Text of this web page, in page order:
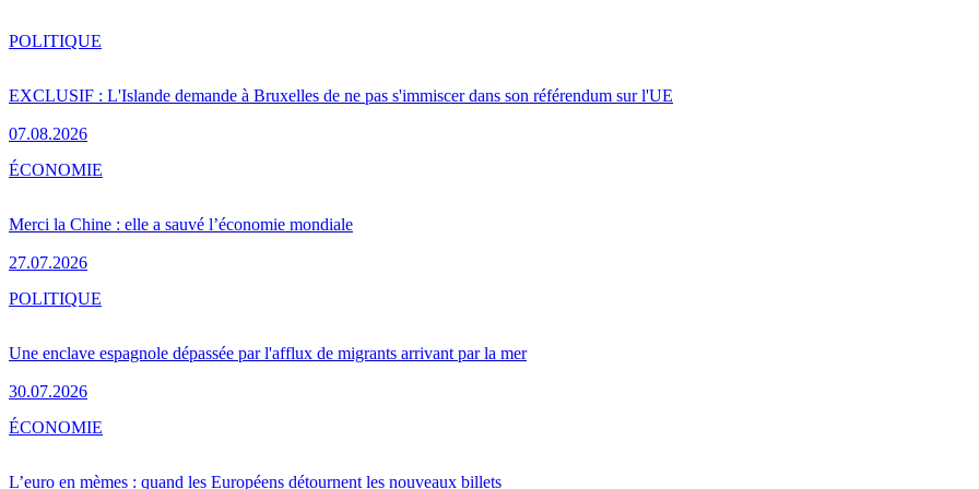
EXCLUSIF : L'Islande demande à Bruxelles de ne pas s'immiscer dans son référendum sur l'UE
07.08.2026
POLITIQUE
Merci la Chine : elle a sauvé l’économie mondiale
27.07.2026
ÉCONOMIE
Une enclave espagnole dépassée par l'afflux de migrants arrivant par la mer
30.07.2026
POLITIQUE
L’euro en mèmes : quand les Européens détournent les nouveaux billets
ÉCONOMIE